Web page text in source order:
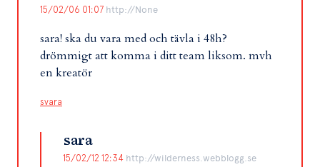
15/02/06 01:07 http://None
sara! ska du vara med och tävla i 48h?
drömmigt att komma i ditt team liksom. mvh
en kreatör
svara
sara
15/02/12 12:34 http://wilderness.webblogg.se